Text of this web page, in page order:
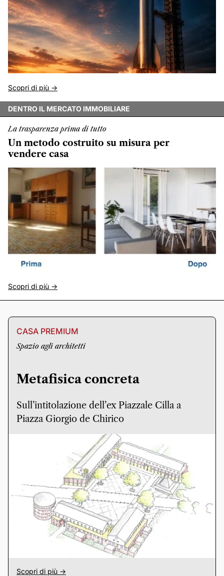
Scopri di più ->
DENTRO IL MERCATO IMMOBILIARE
La trasparenza prima di tutto
Un metodo costruito su misura per
vendere casa
Scopri di più ->
CASA PREMIUM
Spazio agli architetti
Metafisica concreta
Sull’intitolazione dell’ex Piazzale Cilla a
Piazza Giorgio de Chirico
Scopri di più ->